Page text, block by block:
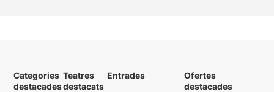
Categories
destacades
Teatres
destacats
Entrades
Ofertes
destacades